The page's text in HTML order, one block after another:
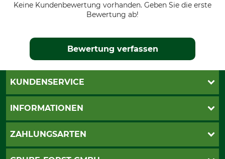
Keine Kundenbewertung vorhanden. Geben Sie die erste
Bewertung ab!
Bewertung verfassen
KUNDENSERVICE
Katalogbestellung
INFORMATIONEN
AGB
ZAHLUNGSARTEN
PayPal